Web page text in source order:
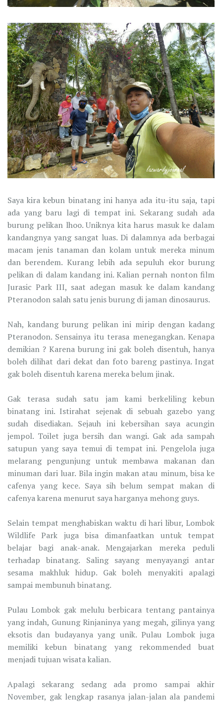
Saya kira kebun binatang ini hanya ada itu-itu saja, tapi
ada yang baru lagi di tempat ini. Sekarang sudah ada
burung pelikan lhoo. Uniknya kita harus masuk ke dalam
kandangnya yang sangat luas. Di dalamnya ada berbagai
macam jenis tanaman dan kolam untuk mereka minum
dan berendem. Kurang lebih ada sepuluh ekor burung
pelikan di dalam kandang ini. Kalian pernah nonton film
Jurasic Park III, saat adegan masuk ke dalam kandang
Pteranodon salah satu jenis burung di jaman dinosaurus.
Nah, kandang burung pelikan ini mirip dengan kadang
Pteranodon. Sensainya itu terasa menegangkan. Kenapa
demikian ? Karena burung ini gak boleh disentuh, hanya
boleh dilihat dari dekat dan foto bareng pastinya. Ingat
gak boleh disentuh karena mereka belum jinak.
Gak terasa sudah satu jam kami berkeliling kebun
binatang ini. Istirahat sejenak di sebuah gazebo yang
sudah disediakan. Sejauh ini kebersihan saya acungin
jempol. Toilet juga bersih dan wangi. Gak ada sampah
satupun yang saya temui di tempat ini. Pengelola juga
melarang pengunjung untuk membawa makanan dan
minuman dari luar. Bila ingin makan atau minum, bisa ke
cafenya yang kece. Saya sih belum sempat makan di
cafenya karena menurut saya harganya mehong guys.
Selain tempat menghabiskan waktu di hari libur, Lombok
Wildlife Park juga bisa dimanfaatkan untuk tempat
belajar bagi anak-anak. Mengajarkan mereka peduli
terhadap binatang. Saling sayang menyayangi antar
sesama makhluk hidup. Gak boleh menyakiti apalagi
sampai membunuh binatang.
Pulau Lombok gak melulu berbicara tentang pantainya
yang indah, Gunung Rinjaninya yang megah, gilinya yang
eksotis dan budayanya yang unik. Pulau Lombok juga
memiliki kebun binatang yang rekommended buat
menjadi tujuan wisata kalian.
Apalagi sekarang sedang ada promo sampai akhir
November, gak lengkap rasanya jalan-jalan ala pandemi